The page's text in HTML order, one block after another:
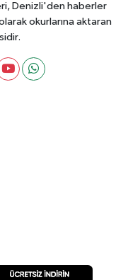
Denizli'den haberler
okurlarına aktaran